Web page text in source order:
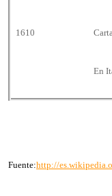
1610
En
Fuente:http://